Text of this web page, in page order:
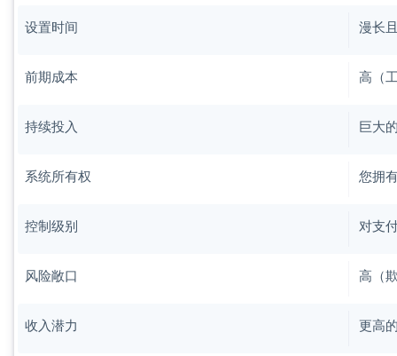
设置时间 漫长
前期成本 高（
持续投入 巨大
系统所有权 您拥
控制级别 对支
风险敞口 高（
收入潜力 更高